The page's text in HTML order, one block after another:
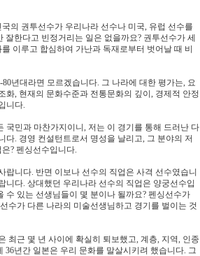
의 권투선수가 우리나라 선수나 미국, 유럽 선수를
한다고 빈정거리는 일은 없을까요? 권투선수가 세
이루고 합심하여 가난과 독재로부터 벗어날 때 비
년대라면 모르겠습니다. 그 나라에 대한 평가는, 요
, 현재의 문화수준과 전통문화의 깊이, 경제적 안정
니다.
국민과 마찬가지이니, 저는 이 경기를 통해 드러난 다
. 경영 컨설턴트로서 명성을 날리고, 그 분야의 저
? 펜싱선수입니다.
니다. 반면 이보나 선수의 직업은 사격 선수였습니
니다. 상대했던 우리나라 선수의 직업은 양궁선수입
수 있는 선생님들이 몇 분이나 될까요? 펜싱선수가
수가 다른 나라의 미술선생님하고 경기를 벌이는 것
최근 몇 년 사이에 확실히 퇴보했고, 계층, 지역, 인종
년간 일본은 우리 문화를 말살시키려 했습니다. 그